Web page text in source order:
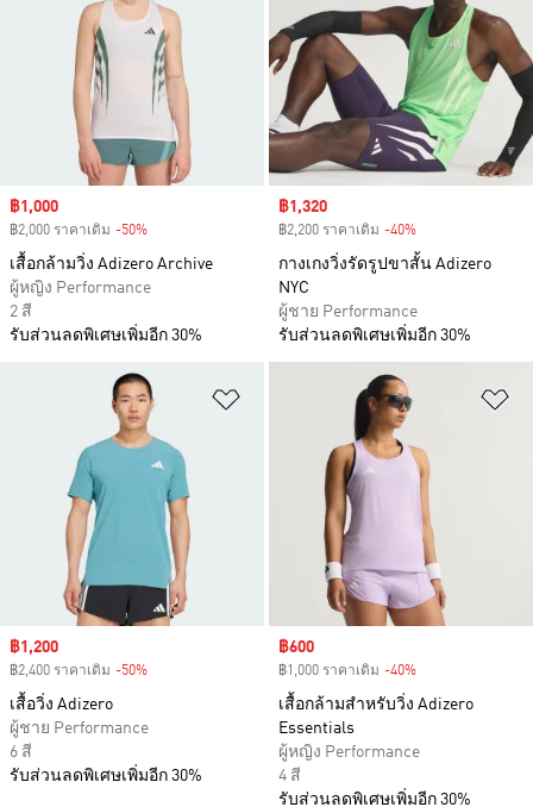
Sale price
฿1,000
฿2,000 ราคาเดิม -50%
เสื้อกล้ามวิ่ง Adizero Archive
ผู้หญิง Performance
2 สี
รับส่วนลดพิเศษเพิ่มอีก 30%
Sale price
฿1,320
฿2,200 ราคาเดิม -40%
กางเกงวิ่งรัดรูปขาสั้น Adizero
NYC
ผู้ชาย Performance
รับส่วนลดพิเศษเพิ่มอีก 30%
เพิ่มไปยังรายการสินค้าโปรด
Sale price
฿1,200
฿2,400 ราคาเดิม -50%
เสื้อวิ่ง Adizero
ผู้ชาย Performance
6 สี
รับส่วนลดพิเศษเพิ่มอีก 30%
Sale price
฿600
฿1,000 ราคาเดิม -40%
เสื้อกล้ามสำหรับวิ่ง Adizero
Essentials
ผู้หญิง Performance
4 สี
รับส่วนลดพิเศษเพิ่มอีก 30%